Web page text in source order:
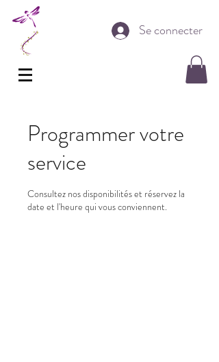
Se connecter
Programmer votre
service
Consultez nos disponibilités et réservez la
date et l'heure qui vous conviennent.